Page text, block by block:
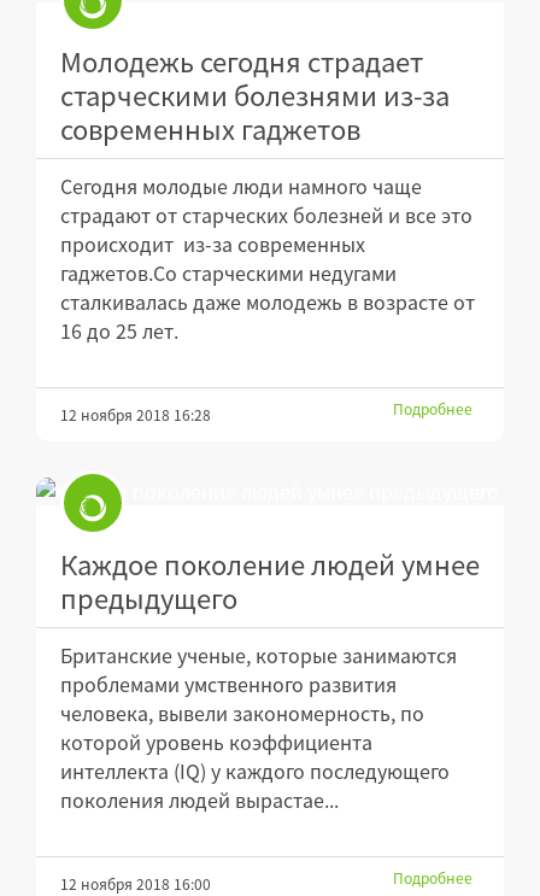
Молодежь сегодня страдает
старческими болезнями из-за
современных гаджетов
Сегодня молодые люди намного чаще
страдают от старческих болезней и все это
происходит из-за современных
гаджетов.Со старческими недугами
сталкивалась даже молодежь в возрасте от
16 до 25 лет.
12 ноября 2018 16:28 Подробнее
Каждое поколение людей умнее
предыдущего
Британские ученые, которые занимаются
проблемами умственного развития
человека, вывели закономерность, по
которой уровень коэффициента
интеллекта (IQ) у каждого последующего
поколения людей вырастае...
12 ноября 2018 16:00 Подробнее